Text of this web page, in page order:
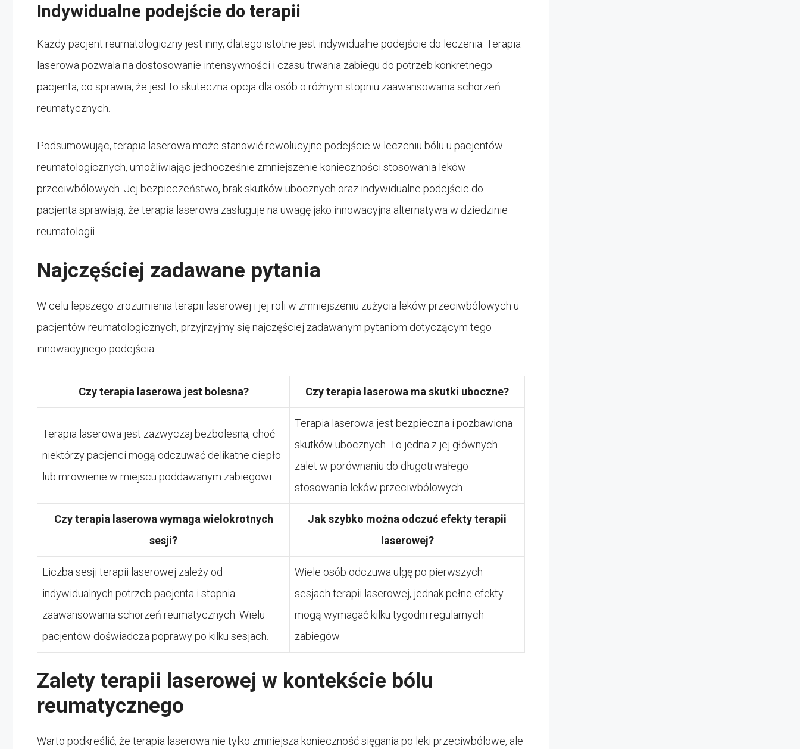
Indywidualne podejście do terapii
Każdy pacjent reumatologiczny jest inny, dlatego istotne jest indywidualne podejście do leczenia. Terapia
laserowa pozwala na dostosowanie intensywności i czasu trwania zabiegu do potrzeb konkretnego
pacjenta, co sprawia, że jest to skuteczna opcja dla osób o różnym stopniu zaawansowania schorzeń
reumatycznych.
Podsumowując, terapia laserowa może stanowić rewolucyjne podejście w leczeniu bólu u pacjentów
reumatologicznych, umożliwiając jednocześnie zmniejszenie konieczności stosowania leków
przeciwbólowych. Jej bezpieczeństwo, brak skutków ubocznych oraz indywidualne podejście do
pacjenta sprawiają, że terapia laserowa zasługuje na uwagę jako innowacyjna alternatywa w dziedzinie
reumatologii.
Najczęściej zadawane pytania
W celu lepszego zrozumienia terapii laserowej i jej roli w zmniejszeniu zużycia leków przeciwbólowych u
pacjentów reumatologicznych, przyjrzyjmy się najczęściej zadawanym pytaniom dotyczącym tego
innowacyjnego podejścia.
Czy terapia laserowa jest bolesna? Czy terapia laserowa ma skutki uboczne?
Terapia laserowa jest zazwyczaj bezbolesna, choć
niektórzy pacjenci mogą odczuwać delikatne ciepło
lub mrowienie w miejscu poddawanym zabiegowi.
Terapia laserowa jest bezpieczna i pozbawiona
skutków ubocznych. To jedna z jej głównych
zalet w porównaniu do długotrwałego
stosowania leków przeciwbólowych.
Czy terapia laserowa wymaga wielokrotnych
sesji?
Jak szybko można odczuć efekty terapii
laserowej?
Liczba sesji terapii laserowej zależy od
indywidualnych potrzeb pacjenta i stopnia
zaawansowania schorzeń reumatycznych. Wielu
pacjentów doświadcza poprawy po kilku sesjach.
Wiele osób odczuwa ulgę po pierwszych
sesjach terapii laserowej, jednak pełne efekty
mogą wymagać kilku tygodni regularnych
zabiegów.
Zalety terapii laserowej w kontekście bólu
reumatycznego
Warto podkreślić, że terapia laserowa nie tylko zmniejsza konieczność sięgania po leki przeciwbólowe, ale